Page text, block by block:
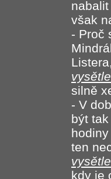
však
- Proč
silně
- V
být
ten
kdy je